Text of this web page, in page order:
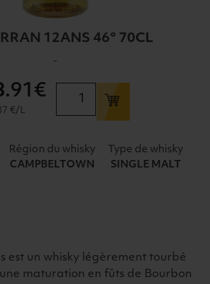
12ANS 46° 70CL
-
KILKERRAN
.91€
€/L
Région du whisky
CAMPBELTOWN
Type de whisky
SINGLE MALT
est un whisky légèrement tourbé
maturation en fûts de Bourbon